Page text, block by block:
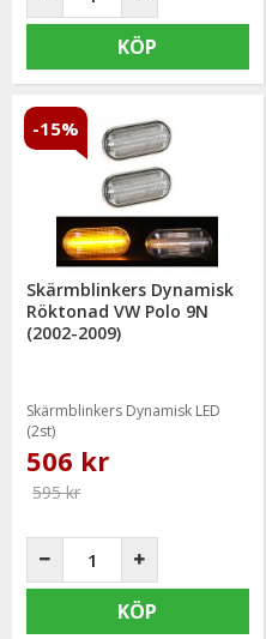
KÖP
Skärmblinkers Dynamisk
Röktonad VW Polo 9N
(2002-2009)
Skärmblinkers Dynamisk LED
(2st)
506 kr
595 kr
-15%
KÖP